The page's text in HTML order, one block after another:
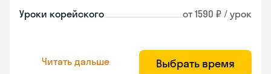
Уроки корейского от 1590 ₽ / урок
Читать дальше Выбрать время